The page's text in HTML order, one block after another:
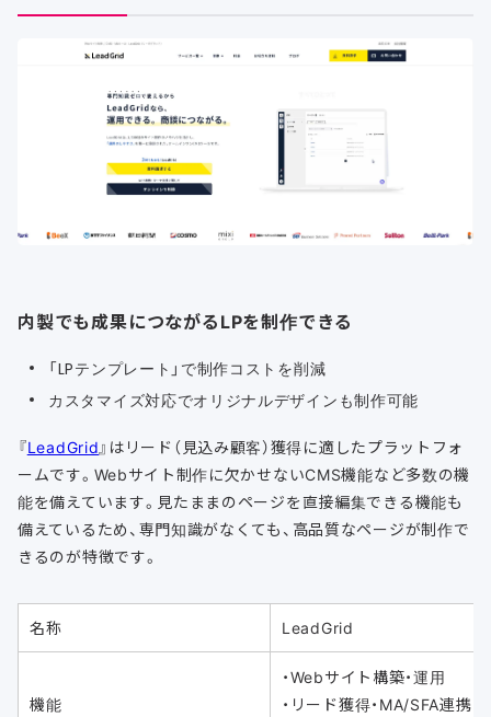
内製でも成果につながるLPを制作できる
「LPテンプレート」で制作コストを削減
カスタマイズ対応でオリジナルデザインも制作可能
『LeadGrid』はリード（見込み顧客）獲得に適したプラットフォ
ームです。Webサイト制作に欠かせないCMS機能など多数の機
能を備えています。見たままのページを直接編集できる機能も
備えているため、専門知識がなくても、高品質なページが制作で
きるのが特徴です。
名称 LeadGrid
機能
・Webサイト構築・運用
・リード獲得・MA/SFA連携